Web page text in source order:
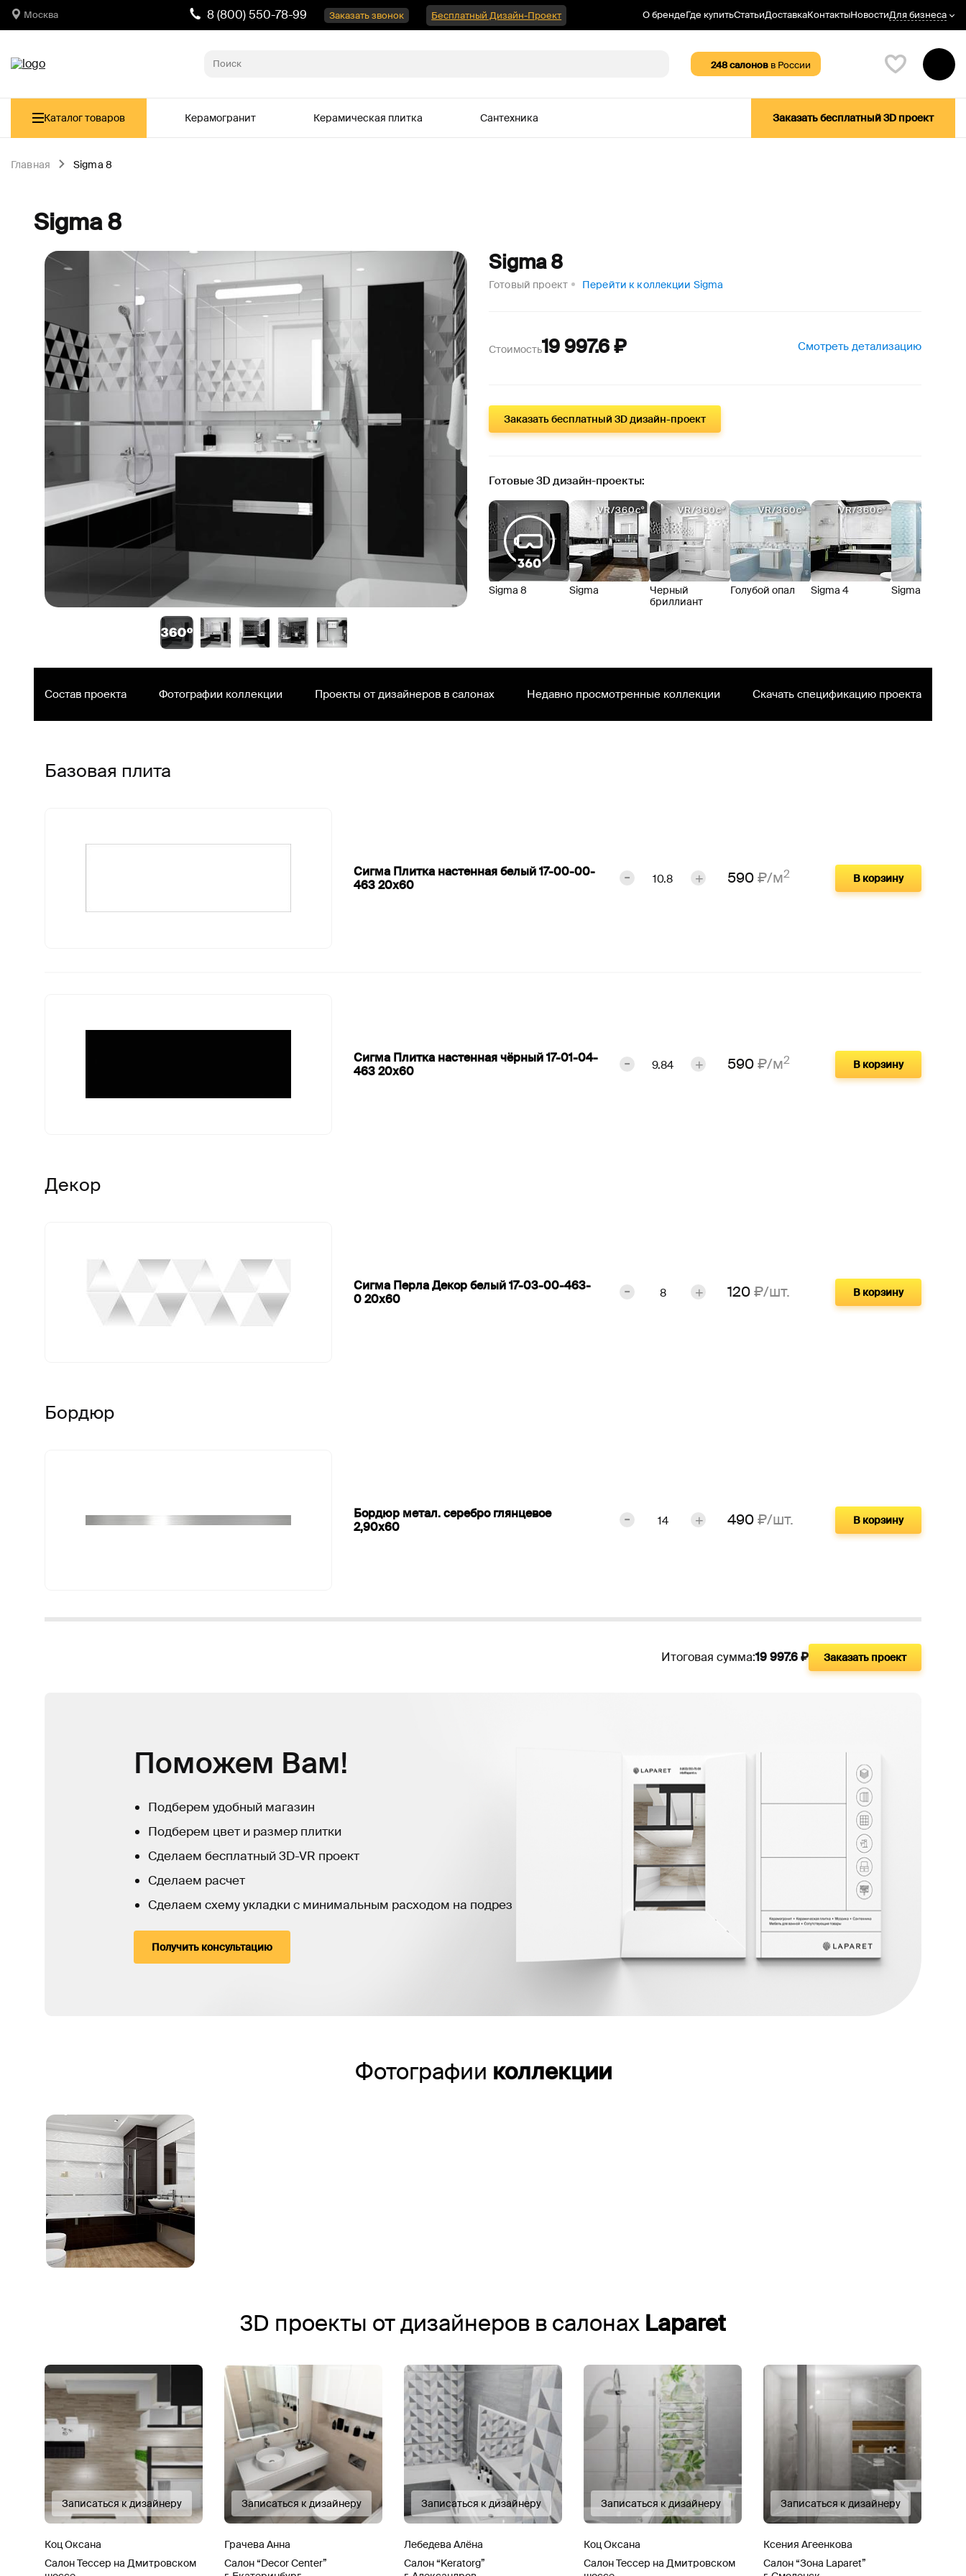
Москва 8 (800) 550-78-99 Заказать звонок Бесплатный Дизайн-Проект О брендеГде купитьСтатьиДоставкаКонтактыНовостиДля бизнеса
248салонов в России
Каталог товаров Керамогранит Керамическая плитка Сантехника Заказать бесплатный 3D проект
Главная Sigma 8
Sigma 8
Sigma 8
Готовый проект Перейти к коллекции Sigma
Стоимость19 997.6 ₽ Смотреть детализацию
Заказать бесплатный 3D дизайн-проект
Готовые 3D дизайн-проекты:
Sigma 8
VR/360c°
Sigma
VR/360c°
Черный
бриллиант
VR/360c°
Голубой опал
VR/360c°
Sigma 4
VR/360c°
Sigma 3
Состав проекта Фотографии коллекции Проекты от дизайнеров в салонах Недавно просмотренные коллекции Скачать спецификацию проекта
Базовая плита
Сигма Плитка настенная белый 17-00-00-
46320х60 590₽/м2 В корзину
Сигма Плитка настенная чёрный 17-01-04-
46320х60 590₽/м2 В корзину
Декор
Сигма Перла Декор белый 17-03-00-463-
020х60 120₽/шт. В корзину
Бордюр
Бордюр метал. серебро глянцевое
2,90х60
490₽/шт. В корзину
Итоговая сумма:19 997.6₽ Заказать проект
Поможем Вам!
Подберем удобный магазин
Подберем цвет и размер плитки
Сделаем бесплатный 3D-VR проект
Сделаем расчет
Сделаем схему укладки с минимальным расходом на подрез
Получить консультацию
Фотографии коллекции
3D проекты от дизайнеров в салонах Laparet
Записаться к дизайнеру
Коц Оксана
Салон Тессер на Дмитровском
Записаться к дизайнеру
Грачева Анна
Салон “Decor Center”
Записаться к дизайнеру
Лебедева Алёна
Салон “Keratorg”
Записаться к дизайнеру
Коц Оксана
Салон Тессер на Дмитровском
Записаться к дизайнеру
Ксения Агеенкова
Салон “Зона Laparet”